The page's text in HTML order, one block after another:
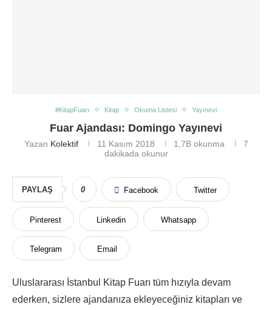
#KitapFuarı Kitap Okuma Listesi Yayınevi
Fuar Ajandası: Domingo Yayınevi
Yazan Kolektif 11 Kasım 2018 1,7Bokunma
7
dakikada okunur
PAYLAŞ 0 Facebook Twitter
Pinterest Linkedin Whatsapp
Telegram Email
Uluslararası İstanbul Kitap Fuarı tüm hızıyla devam
ederken, sizlere ajandanıza ekleyeceğiniz kitapları ve